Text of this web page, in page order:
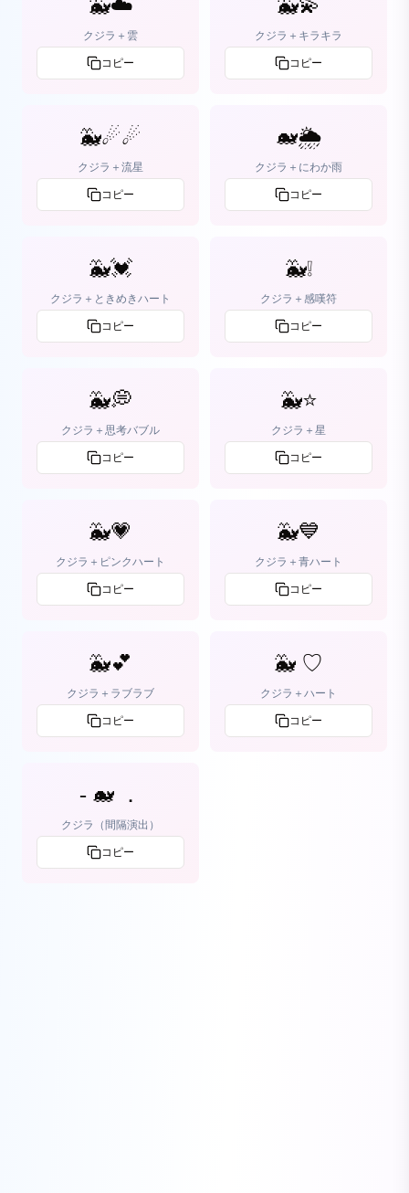
🐳☁️
クジラ＋雲
コピー
🐳💫
クジラ＋キラキラ
コピー
🐳☄☄
クジラ＋流星
コピー
🐋🌦
クジラ＋にわか雨
コピー
🐳💓
クジラ＋ときめきハート
コピー
🐳❕
クジラ＋感嘆符
コピー
🐳💭
クジラ＋思考バブル
コピー
🐳⭐
クジラ＋星
コピー
🐳💗
クジラ＋ピンクハート
コピー
🐳💙
クジラ＋青ハート
コピー
🐳💕
クジラ＋ラブラブ
コピー
🐳 ♡
クジラ＋ハート
コピー
‐ 🐋 ．
クジラ（間隔演出）
コピー